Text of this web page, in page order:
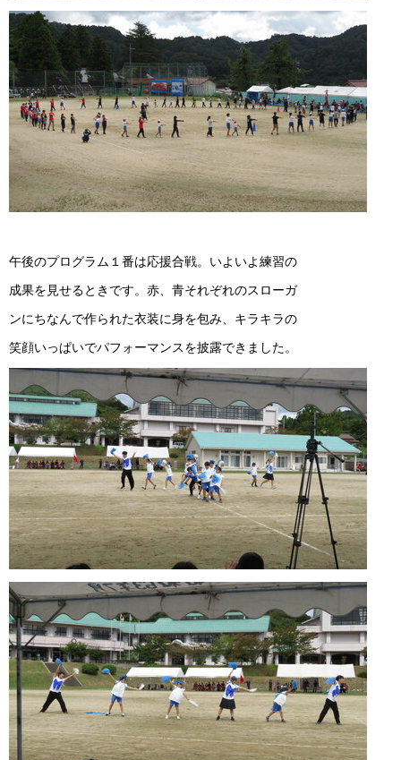
午後のプログラム１番は応援合戦。いよいよ練習の
成果を見せるときです。赤、青それぞれのスローガ
ンにちなんで作られた衣装に身を包み、キラキラの
笑顔いっぱいでパフォーマンスを披露できました。